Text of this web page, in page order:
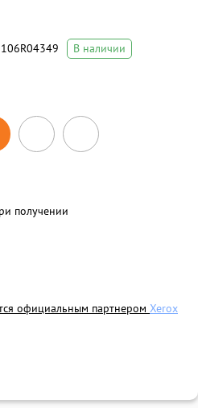
106R04349 В наличии
получении
официальным партнером Xerox